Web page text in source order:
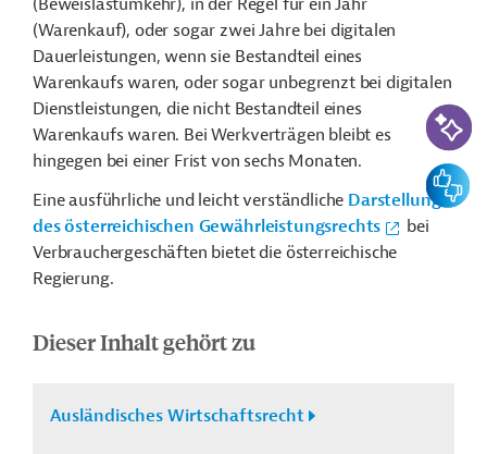
(Beweislastumkehr), in der Regel für ein Jahr
(Warenkauf), oder sogar zwei Jahre bei digitalen
Dauerleistungen, wenn sie Bestandteil eines
Warenkaufs waren, oder sogar unbegrenzt bei digitalen
Dienstleistungen, die nicht Bestandteil eines
Warenkaufs waren. Bei Werkverträgen bleibt es
hingegen bei einer Frist von sechs Monaten.
Eine ausführliche und leicht verständliche Darstellung
des österreichischen Gewährleistungsrechts
bei
Verbrauchergeschäften bietet die österreichische
Regierung.
Dieser Inhalt gehört zu
Ausländisches Wirtschaftsrecht
KI-